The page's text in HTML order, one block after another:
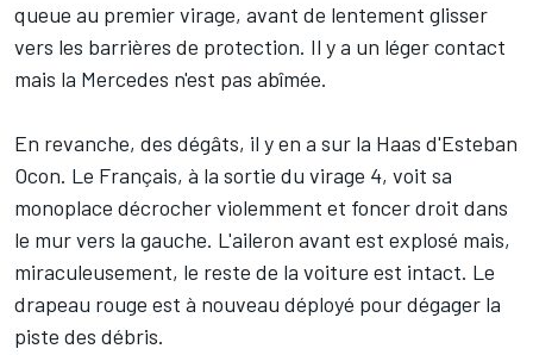
queue au premier virage, avant de lentement glisser
vers les barrières de protection. Il y a un léger contact
mais la Mercedes n'est pas abîmée.
En revanche, des dégâts, il y en a sur la Haas d'Esteban
Ocon. Le Français, à la sortie du virage 4, voit sa
monoplace décrocher violemment et foncer droit dans
le mur vers la gauche. L'aileron avant est explosé mais,
miraculeusement, le reste de la voiture est intact. Le
drapeau rouge est à nouveau déployé pour dégager la
piste des débris.